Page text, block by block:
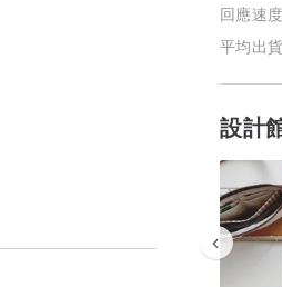
回應速度
平均出
設計